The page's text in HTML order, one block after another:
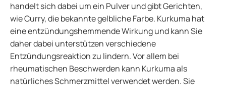
handelt sich dabei um ein Pulver und gibt Gerichten,
wie Curry, die bekannte gelbliche Farbe. Kurkuma hat
eine entzündungshemmende Wirkung und kann Sie
daher dabei unterstützen verschiedene
Entzündungsreaktion zu lindern. Vor allem bei
rheumatischen Beschwerden kann Kurkuma als
natürliches Schmerzmittel verwendet werden. Sie